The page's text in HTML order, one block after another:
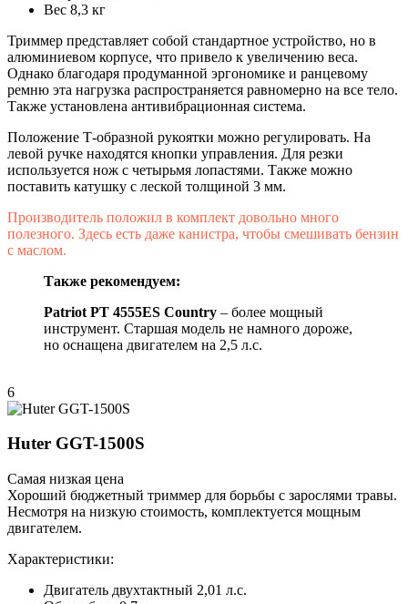
Вес 8,3 кг
Триммер представляет собой стандартное устройство, но в
алюминиевом корпусе, что привело к увеличению веса.
Однако благодаря продуманной эргономике и ранцевому
ремню эта нагрузка распространяется равномерно на все тело.
Также установлена антивибрационная система.
Положение Т-образной рукоятки можно регулировать. На
левой ручке находятся кнопки управления. Для резки
используется нож с четырьмя лопастями. Также можно
поставить катушку с леской толщиной 3 мм.
Производитель положил в комплект довольно много
полезного. Здесь есть даже канистра, чтобы смешивать бензин
с маслом.
Также рекомендуем:
Patriot PT 4555ES Country – более мощный
инструмент. Старшая модель не намного дороже,
но оснащена двигателем на 2,5 л.с.
6
Huter GGT-1500S
Самая низкая цена
Хороший бюджетный триммер для борьбы с зарослями травы.
Несмотря на низкую стоимость, комплектуется мощным
двигателем.
Характеристики:
Двигатель двухтактный 2,01 л.с.